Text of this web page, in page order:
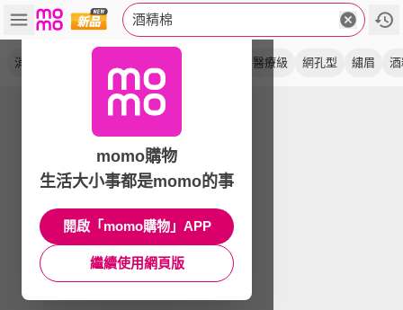
酒精棉
消毒 醫療級 網孔型 繡眉
momo購物
生活大小事都是momo的事
開啟「momo購物」APP
繼續使用網頁版